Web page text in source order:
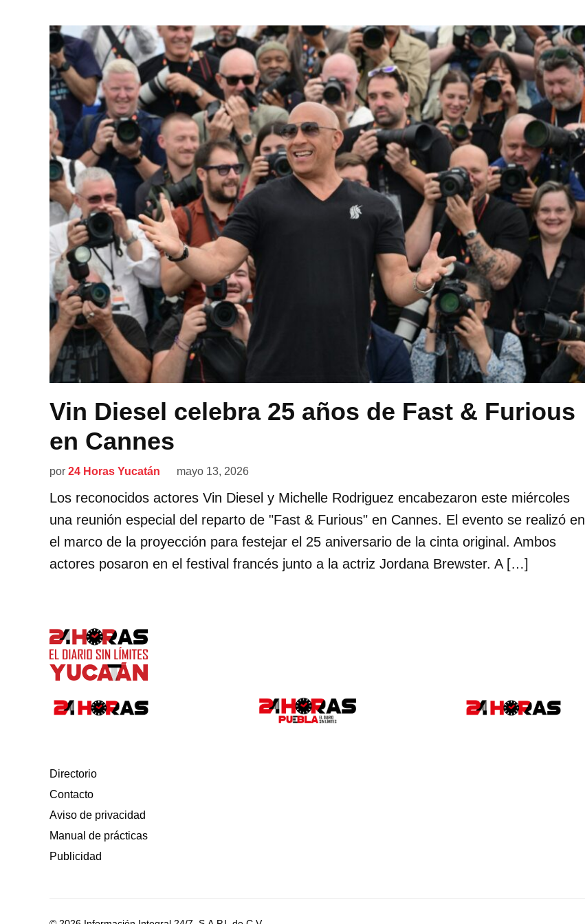
Vin Diesel celebra 25 años de Fast & Furious
en Cannes
por 24 Horas Yucatán mayo 13, 2026
Los reconocidos actores Vin Diesel y Michelle Rodriguez encabezaron este miércoles
una reunión especial del reparto de "Fast & Furious" en Cannes. El evento se realizó en
el marco de la proyección para festejar el 25 aniversario de la cinta original. Ambos
actores posaron en el festival francés junto a la actriz Jordana Brewster. A […]
Directorio
Contacto
Aviso de privacidad
Manual de prácticas
Publicidad